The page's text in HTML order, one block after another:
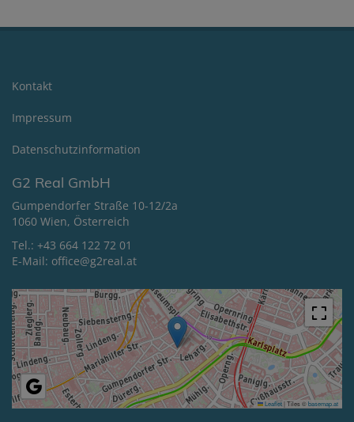
Kontakt
Impressum
Datenschutzinformation
G2 Real GmbH
Gumpendorfer Straße 10-12/2a
1060 Wien, Österreich
Tel.: +43 664 122 72 01
E-Mail: office@g2real.at
Leaflet|Tiles ©basemap.at